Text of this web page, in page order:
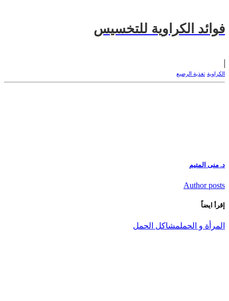
فوائد الكراوية للتخسيس
الكراوية تغذية الرضيع
د. منى المتيم
Author posts
إقرأ ايضاً
المرأة و الحملمشاكل الحمل